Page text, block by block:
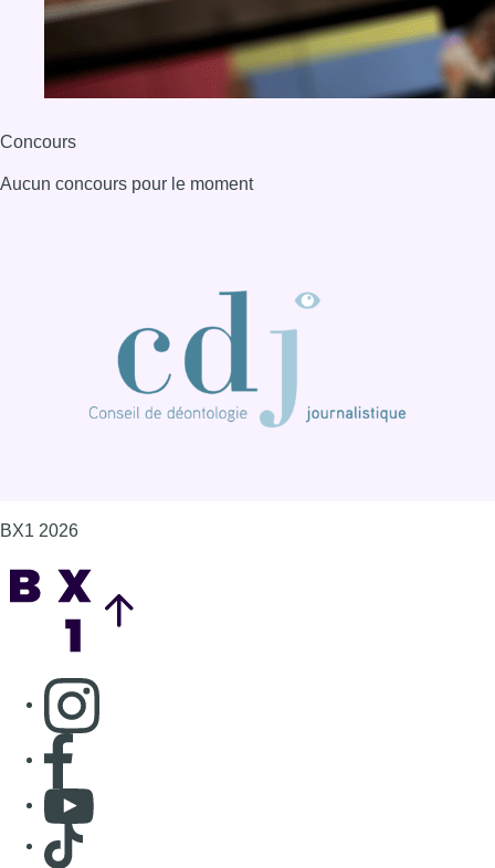
Concours
Aucun concours pour le moment
BX1 2026
Consulter page Instagram
Consulter page Facebook
Consulter Youtube
Consulter TikTok